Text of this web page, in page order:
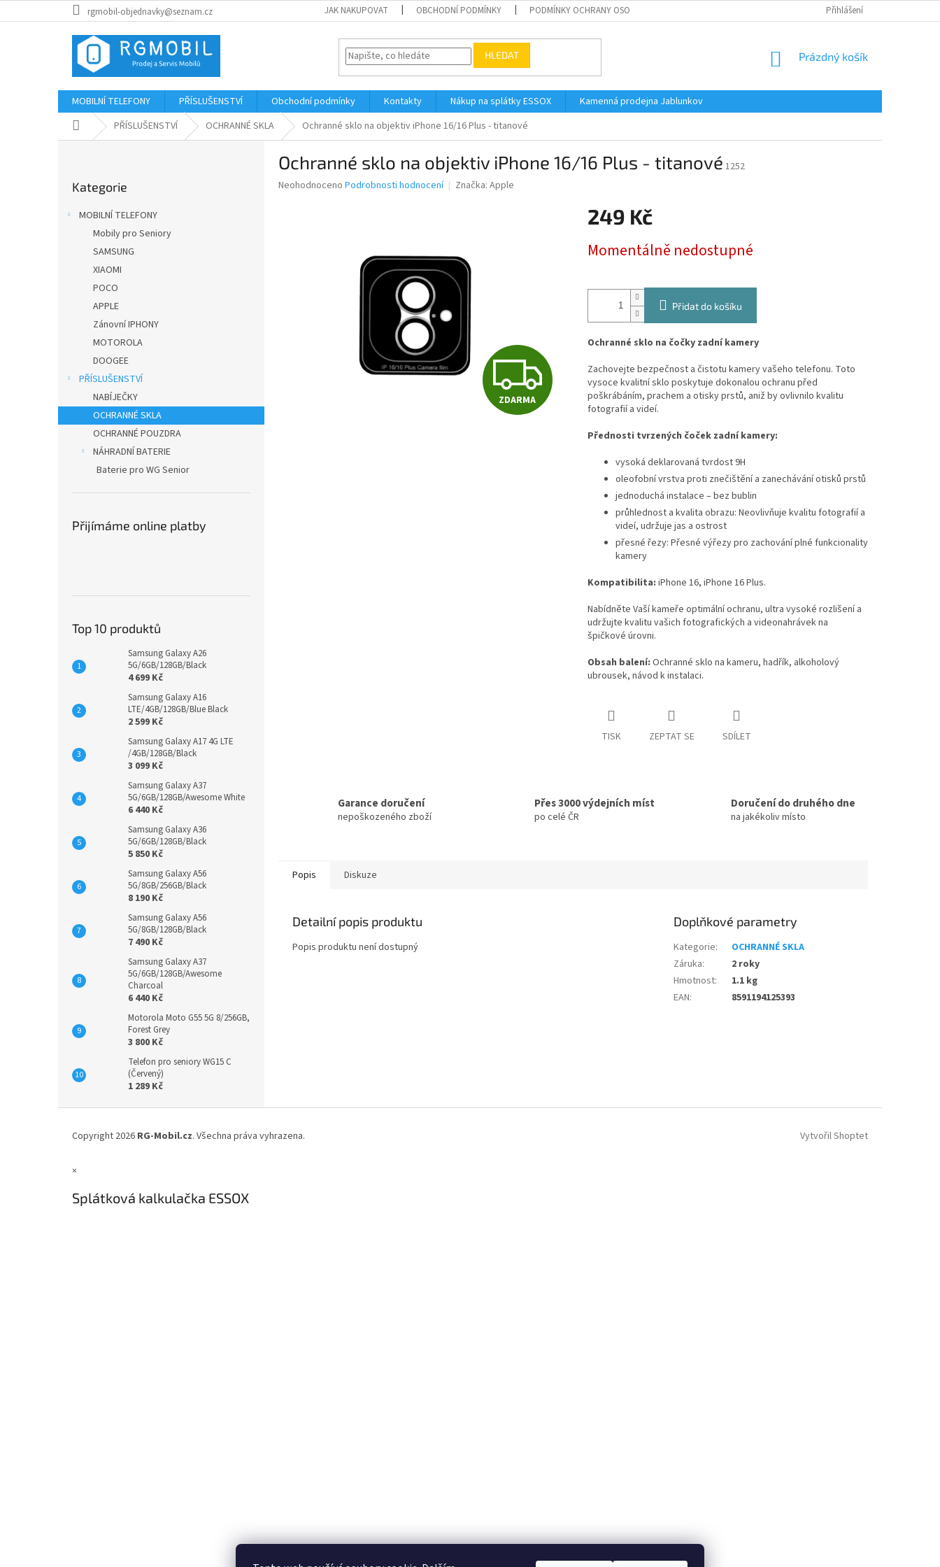
na
rgmobil-objednavky@seznam.cz JAK NAKUPOVAT OBCHODNÍ PODMÍNKY PODMÍNKY OCHRANY OSOBNÍCH ÚDAJŮ Přihlášení
HLEDAT
NÁKUPNÍ
Prázdný košík
MOBILNÍ TELEFONY PŘÍSLUŠENSTVÍ Obchodní podmínky Kontakty Nákup na splátky ESSOX
Kamenná prodejna Jablunkov
Domů PŘÍSLUŠENSTVÍ OCHRANNÉ SKLA Ochranné sklo na objektiv iPhone 16/16 Plus - titanové
kategorie
Kategorie
MOBILNÍ TELEFONY
Mobily pro Seniory
SAMSUNG
XIAOMI
POCO
APPLE
Zánovní IPHONY
MOTOROLA
DOOGEE
PŘÍSLUŠENSTVÍ
NABÍJEČKY
OCHRANNÉ SKLA
OCHRANNÉ POUZDRA
NÁHRADNÍ BATERIE
Baterie pro WG Senior
Přijímáme online platby
Top 10 produktů
Samsung Galaxy A26
5G/6GB/128GB/Black
4 699 Kč
Samsung Galaxy A16
LTE/4GB/128GB/Blue Black
2 599 Kč
Samsung Galaxy A17 4G LTE
/4GB/128GB/Black
3 099 Kč
Samsung Galaxy A37
5G/6GB/128GB/Awesome White
6 440 Kč
Samsung Galaxy A36
5G/6GB/128GB/Black
5 850 Kč
Samsung Galaxy A56
5G/8GB/256GB/Black
8 190 Kč
Samsung Galaxy A56
5G/8GB/128GB/Black
7 490 Kč
Samsung Galaxy A37
5G/6GB/128GB/Awesome
Charcoal
6 440 Kč
Motorola Moto G55 5G 8/256GB,
Forest Grey
3 800 Kč
Telefon pro seniory WG15 C
(Červený)
1 289 Kč
Ochranné sklo na objektiv iPhone 16/16 Plus - titanové 1252
Průměrné
Neohodnoceno Podrobnosti hodnocení Značka: Apple
Z
D
ZDARMA
249 Kč
cena:
Momentálně nedostupné
Přidat do košíku
Ochranné sklo na čočky zadní kamery
Zachovejte bezpečnost a čistotu kamery vašeho telefonu. Toto
vysoce kvalitní sklo poskytuje dokonalou ochranu před
poškrábáním, prachem a otisky prstů, aniž by ovlivnilo kvalitu
fotografií a videí.
Přednosti tvrzených čoček zadní kamery:
vysoká deklarovaná tvrdost 9H
oleofobní vrstva proti znečištění a zanechávání otisků prstů
jednoduchá instalace – bez bublin
průhlednost a kvalita obrazu: Neovlivňuje kvalitu fotografií a
videí, udržuje jas a ostrost
přesné řezy: Přesné výřezy pro zachování plné funkcionality
kamery
Kompatibilita: iPhone 16, iPhone 16 Plus.
Nabídněte Vaší kameře optimální ochranu, ultra vysoké rozlišení a
udržujte kvalitu vašich fotografických a videonahrávek na
špičkové úrovni.
Obsah balení: Ochranné sklo na kameru, hadřík, alkoholový
ubrousek, návod k instalaci.
TISK ZEPTAT SE SDÍLET
Garance doručení
nepoškozeného zboží
Přes 3000 výdejních míst
po celé ČR
Doručení do druhého dne
na jakékoliv místo
Popis Diskuze
Detailní popis produktu
Popis produktu není dostupný
Doplňkové parametry
Kategorie:
OCHRANNÉ SKLA
Záruka:
2 roky
Hmotnost:
1.1 kg
EAN: 8591194125393
Vytvořil Shoptet
Copyright 2026 RG-Mobil.cz. Všechna práva vyhrazena.
×
Splátková kalkulačka ESSOX